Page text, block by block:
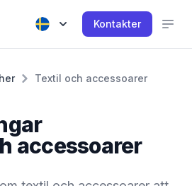
Kontakter
Textil och accessoarer
accessoarer